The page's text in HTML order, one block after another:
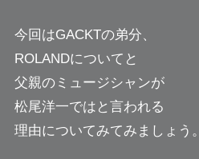
今回はGACKTの弟分、
ROLANDについてと
父親のミュージシャンが
松尾洋一ではと言われる
理由についてみてみましょう。